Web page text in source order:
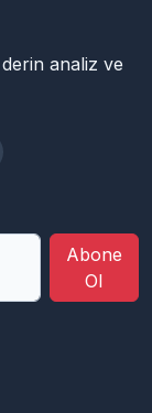
analiz ve
Abone
Ol